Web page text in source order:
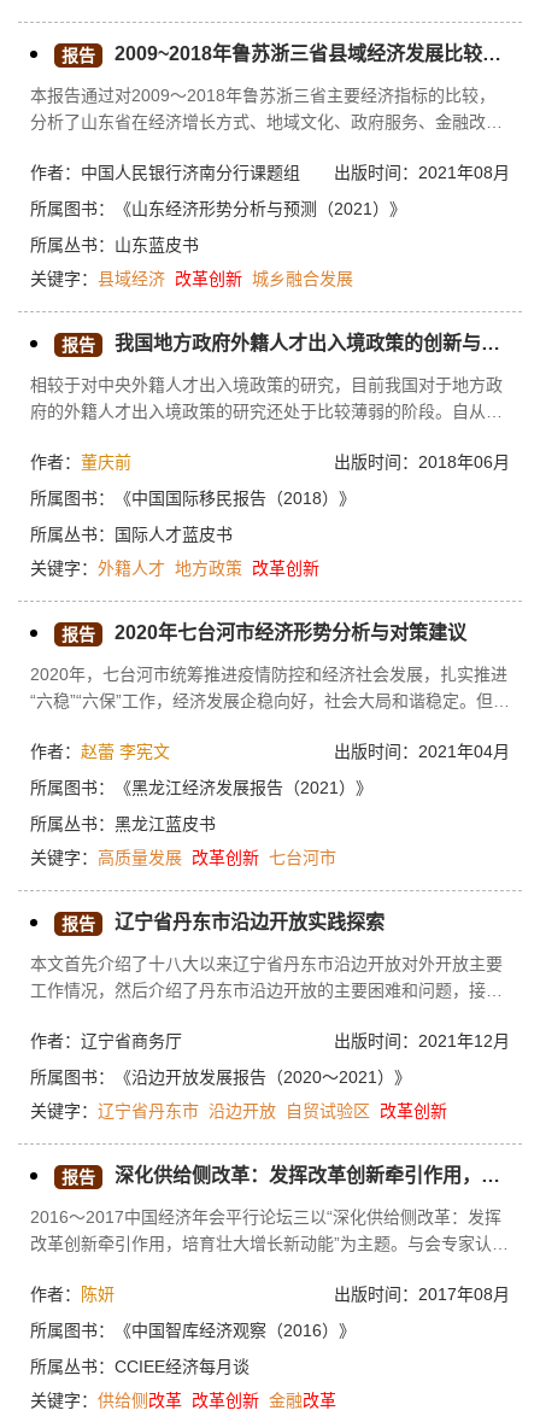
报告 2009~2018年鲁苏浙三省县域经济发展比较分析与对策建议
本报告通过对2009～2018年鲁苏浙三省主要经济指标的比较，
分析了山东省在经济增长方式、地域文化、政府服务、金融改革
济发展的对策建议：一是以申创国家中心城市为契机，发挥核心
城市对县域的带动发展作用；二是以加快新旧动能转换综合试验
兴齐鲁样板为契机，加快推进县域城乡一体化融合发展；四是以
申创国家级金融改革试验区为契机，推动县域金融服务实体经
济；五是以推进自贸区改革为契机，推动县域开放发展；六是以
深化放管服改革为契机，推动县域治理体系和治理能力现代化；
七是以科技创新体制改革为契机，充分发挥人才支撑力；八是以
国际经济格局变动和资本避险需求上升为契机，大力吸引国际人
才和国际资本。
出版时间：2021年08月
作者：中国人民银行济南分行课题组
所属图书：
《山东经济形势分析与预测（2021）》
所属丛书： 山东蓝皮书
关键字： 县域经济 改革创新 城乡融合发展
报告 我国地方政府外籍人才出入境政策的创新与发展
相较于对中央外籍人才出入境政策的研究，目前我国对于地方政
府的外籍人才出入境政策的研究还处于比较薄弱的阶段。自从
在我国各地方省（区、市）快速跟进，出现了新一轮外籍人才出
入境政策的创新与改革措施。这些政策既有很多共同点，也具有
政策的研究，进行了政策对比并分析了当前地方政策的特点和不
足。最后，对我国当前外籍人才政策的改革发展提出建设性建
议。
出版时间：2018年06月
作者： 董庆前
所属图书：
《中国国际移民报告（2018）》
所属丛书：
国际人才蓝皮书
关键字： 外籍人才 地方政策 改革创新
报告 2020年七台河市经济形势分析与对策建议
2020年，七台河市统筹推进疫情防控和经济社会发展，扎实推进
“六稳”“六保”工作，经济发展企稳向好，社会大局和谐稳定。但
展缓慢、产业链条较短、产业发展整体水平偏低等问题。七台河
市要抓住“十四五”开局之年的发展契机，采取有力措施，遏制经
防控和经济社会发展成果，坚持“稳煤固基、多元发展”，聚焦产
业项目建设，夯实高质量发展基础；聚焦服务经济发展，加快推
动经济稳步攀升；聚焦改革创新，在激发增长动力上求实效。
出版时间：2021年04月
作者： 赵蕾 李宪文
所属图书：
《黑龙江经济发展报告（2021）》
所属丛书： 黑龙江蓝皮书
关键字： 高质量发展 改革创新 七台河市
报告 辽宁省丹东市沿边开放实践探索
本文首先介绍了十八大以来辽宁省丹东市沿边开放对外开放主要
工作情况，然后介绍了丹东市沿边开放的主要困难和问题，接着
省丹东市沿边开放提出了有关建议。
出版时间：2021年12月
作者：辽宁省商务厅
所属图书：
《沿边开放发展报告（2020～2021）》
关键字： 辽宁省丹东市 沿边开放 自贸试验区 改革创新
报告 深化供给侧改革：发挥改革创新牵引作用，培育壮大增长新动能——2016～2017中国经济年会综述之五
2016～2017中国经济年会平行论坛三以“深化供给侧改革：发挥
改革创新牵引作用，培育壮大增长新动能”为主题。与会专家认
造成国有资产流失就不改革，不改革造成的流失会更大。要把混
合所有制改革作为国企改革的重要突破口。在金融改革方面，要
层次资本市场体系改革，防范潜在的金融风险。
出版时间：2017年08月
作者：
陈妍
所属图书：
《中国智库经济观察（2016）》
所属丛书： CCIEE经济每月谈
关键字： 供给侧 改革 改革创新 金融改革